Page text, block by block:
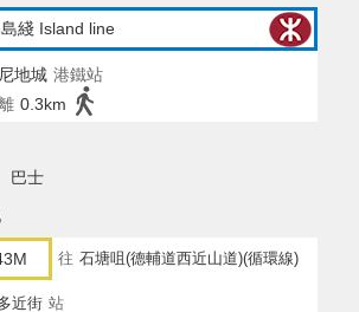
綫 Island line
地城 港鐵站
0.3km
巴士
往 石塘咀(德輔道西近山道)(循環線)
近街 站